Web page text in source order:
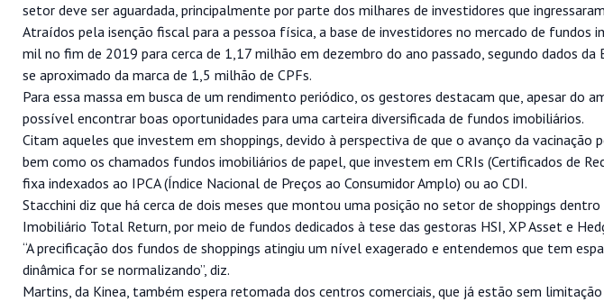
setor deve ser aguardada, principalmente por parte dos milhares de investidores que
Atraídos pela isenção fiscal para a pessoa física, a base de investidores no mercado de
mil no fim de 2019 para cerca de 1,17 milhão em dezembro do ano passado, segundo dados
se aproximado da marca de 1,5 milhão de CPFs.
Para essa massa em busca de um rendimento periódico, os gestores destacam que, apesar do
possível encontrar boas oportunidades para uma carteira diversificada de fundos imobiliários.
Citam aqueles que investem em shoppings, devido à perspectiva de que o avanço da
bem como os chamados fundos imobiliários de papel, que investem em CRIs (Certificados de
fixa indexados ao IPCA (Índice Nacional de Preços ao Consumidor Amplo) ou ao CDI.
Stacchini diz que há cerca de dois meses que montou uma posição no setor de shoppings
Imobiliário Total Return, por meio de fundos dedicados à tese das gestoras HSI, XP Asset e
“A precificação dos fundos de shoppings atingiu um nível exagerado e entendemos que tem
dinâmica for se normalizando”, diz.
Martins, da Kinea, também espera retomada dos centros comerciais, que já estão sem